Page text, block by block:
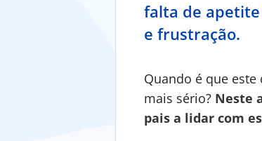
falta de
e frustração.
Quando é que
mais sério? Neste
pais a lidar com